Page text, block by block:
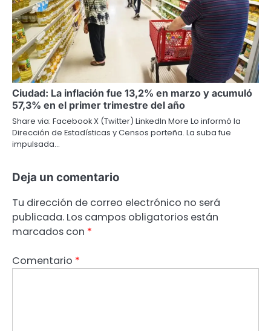
Ciudad: La inflación fue 13,2% en marzo y acumuló
57,3% en el primer trimestre del año
Share via: Facebook X (Twitter) LinkedIn More Lo informó la
Dirección de Estadísticas y Censos porteña. La suba fue
impulsada…
Deja un comentario
Tu dirección de correo electrónico no será
publicada. Los campos obligatorios están
marcados con *
Comentario *